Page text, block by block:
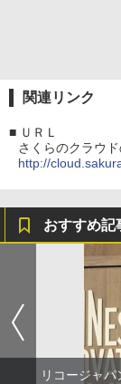
関連リンク
■ ＵＲＬ
さくらのクラウ
http://
おすすめ記
リコージャ